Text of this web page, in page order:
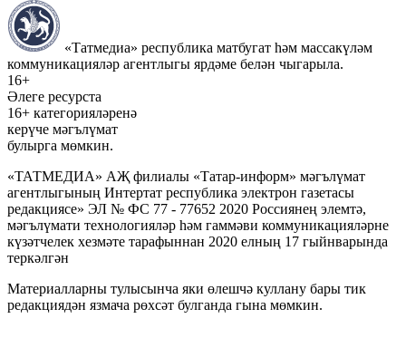
«Татмедиа» республика матбугат һәм массакүләм
коммуникацияләр агентлыгы ярдәме белән чыгарыла.
16+
Әлеге ресурста
16+ категорияләренә
керүче мәгълүмат
булырга мөмкин.
«ТАТМЕДИА» АҖ филиалы «Татар-информ» мәгълүмат
агентлыгының Интертат республика электрон газетасы
редакциясе» ЭЛ № ФС 77 - 77652 2020 Россиянең элемтә,
мәгълүмати технологияләр һәм гаммәви коммуникацияләрне
күзәтчелек хезмәте тарафыннан 2020 елның 17 гыйнварында
теркәлгән
Материалларны тулысынча яки өлешчә куллану бары тик
редакциядән язмача рөхсәт булганда гына мөмкин.